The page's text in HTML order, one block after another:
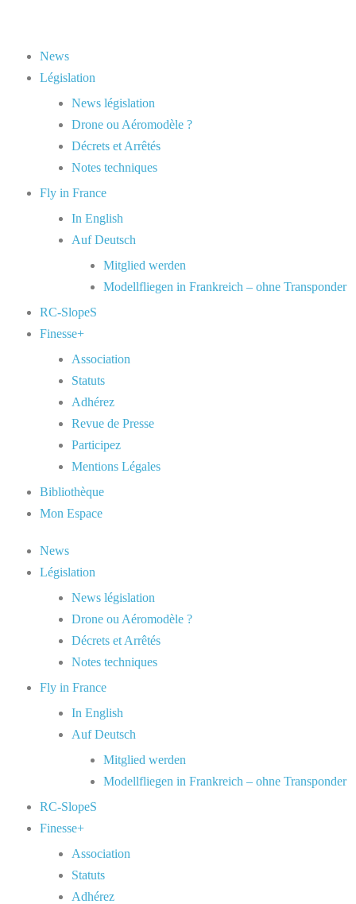
News
Législation
News législation
Drone ou Aéromodèle ?
Décrets et Arrêtés
Notes techniques
Fly in France
In English
Auf Deutsch
Mitglied werden
Modellfliegen in Frankreich – ohne Transponder
RC-SlopeS
Finesse+
Association
Statuts
Adhérez
Revue de Presse
Participez
Mentions Légales
Bibliothèque
Mon Espace
News
Législation
News législation
Drone ou Aéromodèle ?
Décrets et Arrêtés
Notes techniques
Fly in France
In English
Auf Deutsch
Mitglied werden
Modellfliegen in Frankreich – ohne Transponder
RC-SlopeS
Finesse+
Association
Statuts
Adhérez